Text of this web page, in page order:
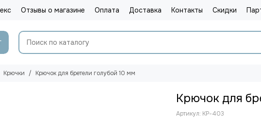
Отзывы о магазине Оплата Доставка Контакты Скидки
Крючки Крючок для бретели голубой 10 мм
Крючок для
Артикул: КР-403